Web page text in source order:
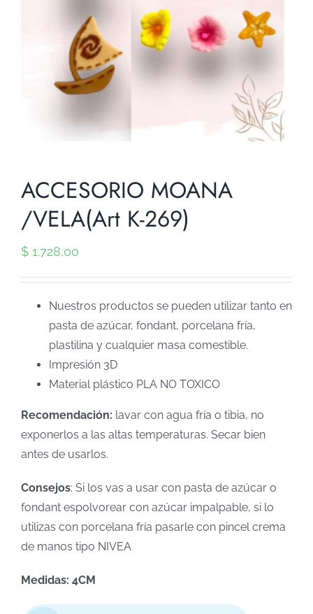
ACCESORIO MOANA
/VELA(Art K-269)
$ 1.728,00
Nuestros productos se pueden utilizar tanto en
pasta de azúcar, fondant, porcelana fría,
plastilina y cualquier masa comestible.
Impresión 3D
Material plástico PLA NO TOXICO
Recomendación: lavar con agua fría o tibia, no
exponerlos a las altas temperaturas. Secar bien
antes de usarlos.
Consejos: Si los vas a usar con pasta de azúcar o
fondant espolvorear con azúcar impalpable, si lo
utilizas con porcelana fría pasarle con pincel crema
de manos tipo NIVEA
Medidas: 4CM